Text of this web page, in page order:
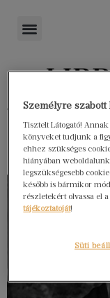
Személyre szabott
Tisztelt Látogató!
könyveket tudjunk a
ehhez szükséges
hiányában
legszükségesebb
később is bármikor
részletekért olvassa el a
tájékoztatóját!
Süti